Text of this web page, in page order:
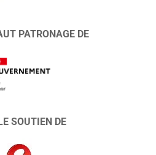
PATRONAGE DE
SOUTIEN DE